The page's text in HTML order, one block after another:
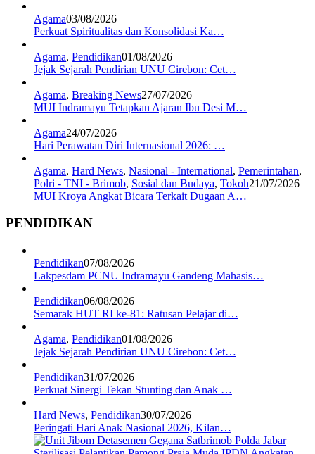
Agama03/08/2026
Perkuat Spiritualitas dan Konsolidasi Ka…
Agama, Pendidikan01/08/2026
Jejak Sejarah Pendirian UNU Cirebon: Cet…
Agama, Breaking News27/07/2026
MUI Indramayu Tetapkan Ajaran Ibu Desi M…
Agama24/07/2026
Hari Perawatan Diri Internasional 2026: …
Agama, Hard News, Nasional - International, Pemerintahan,
Polri - TNI - Brimob, Sosial dan Budaya, Tokoh21/07/2026
MUI Kroya Angkat Bicara Terkait Dugaan A…
PENDIDIKAN
Pendidikan07/08/2026
Lakpesdam PCNU Indramayu Gandeng Mahasis…
Pendidikan06/08/2026
Semarak HUT RI ke-81: Ratusan Pelajar di…
Agama, Pendidikan01/08/2026
Jejak Sejarah Pendirian UNU Cirebon: Cet…
Pendidikan31/07/2026
Perkuat Sinergi Tekan Stunting dan Anak …
Hard News, Pendidikan30/07/2026
Peringati Hari Anak Nasional 2026, Kilan…